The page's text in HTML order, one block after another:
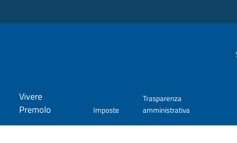
Vivere
Premolo
Imposte
Trasparenza
amministrativa